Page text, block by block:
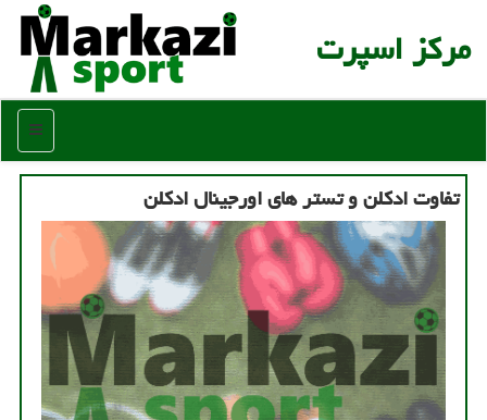
مركز اسپرت
منو
تفاوت ادكلن و تستر های اورجینال ادكلن